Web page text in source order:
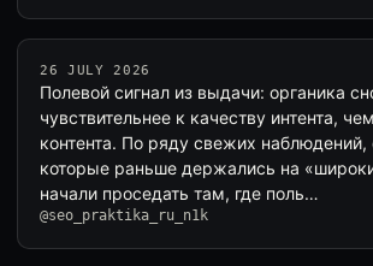
26 JULY 2026
Полевой сигнал из выдачи: органика
чувствительнее к качеству интента,
контента. По ряду свежих
которые раньше держались на
начали проседать там, где поль…
@seo_praktika_ru_n1k